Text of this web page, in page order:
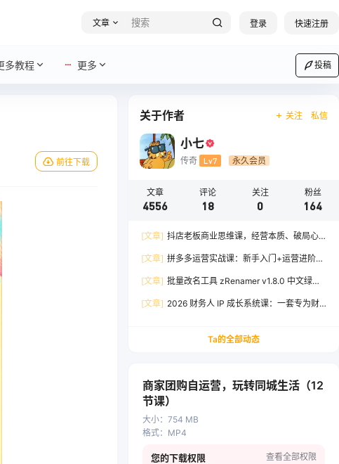
文章 登录 快速注册
多教程 更多 投稿
前往下载
关于作者 关注 私信
小七
传奇 Lv7 永久会员
文章
4556
评论
18
关注
0
粉丝
164
[文章] 抖店老板商业思维课，经营本质、破局心
增
[文章] 拼多多运营实战课：新手入门+运营进阶、
出百单
[文章] 批量改名工具 zRenamer v1.8.0 中文绿色
[文章] 2026 财务人 IP 成长系统课：一套专为财
Ta的全部动态
商家团购自运营，玩转同城生活（12
节课）
大小： 754 MB
格式： MP4
您的下载权限 查看全部权限